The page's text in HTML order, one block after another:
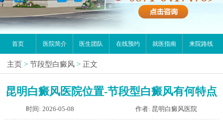
首页 医院简介 医生团队 在线预约 就医指南 来院路线
主页 > 节段型白癜风 > 正文
昆明白癜风医院位置-节段型白癜风有何特点
时间: 2026-05-08 作者: 昆明白癜风医院